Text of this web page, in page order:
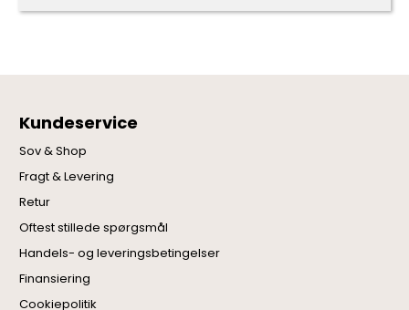
Kundeservice
Sov & Shop
Fragt & Levering
Retur
Oftest stillede spørgsmål
Handels- og leveringsbetingelser
Finansiering
Cookiepolitik